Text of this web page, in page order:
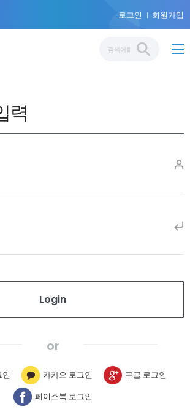
로그인 회원가입
력
카카오 로그인
구글 로그인
페이스북 로그인